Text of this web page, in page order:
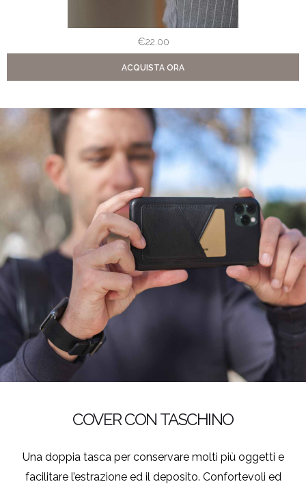
€22.00
ACQUISTA ORA
COVER CON TASCHINO
Una doppia tasca per conservare molti più oggetti e
facilitare l’estrazione ed il deposito. Confortevoli ed